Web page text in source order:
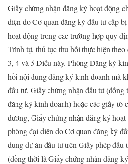
Giấy chứng nhận đăng ký hoạt động
diện do Cơ quan đăng ký đầu tư cấp
hoạt động trong các trường hợp quy
Trình tự, thủ tục thu hồi thực hiện
3, 4 và 5 Điều này. Phòng Đăng ký
hồi nội dung đăng ký kinh doanh mà
đầu tư, Giấy chứng nhận đầu tư (đồng
đăng ký kinh doanh) hoặc các giấy tờ
đương, Giấy chứng nhận đăng ký
phòng đại diện do Cơ quan đăng ký
dung dự án đầu tư trên Giấy phép đầu
(đồng thời là Giấy chứng nhận đăng